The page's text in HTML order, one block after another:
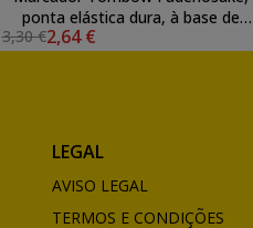
ponta elástica dura, à base de
água, cinza
3,30 €2,64 €
LEGAL
AVISO LEGAL
TERMOS E CONDIÇÕES